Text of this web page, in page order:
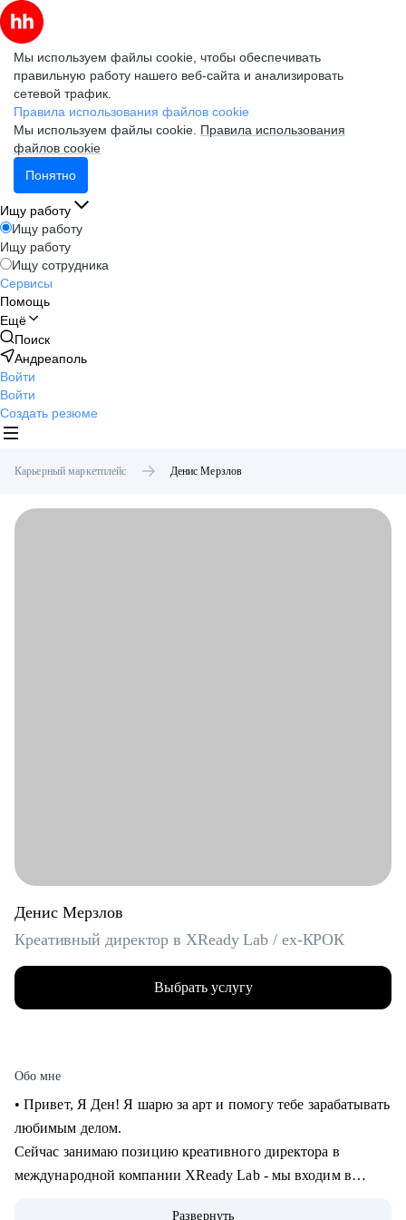
Мы используем файлы cookie, чтобы обеспечивать
правильную работу нашего веб-сайта и анализировать
сетевой трафик.
Правила использования файлов cookie
Мы используем файлы cookie. Правила использования
файлов cookie
Понятно
Ищу работу
Ищу работу
Ищу работу
Ищу сотрудника
Сервисы
Помощь
Ещё
Поиск
Андреаполь
Войти
Войти
Создать резюме
Карьерный маркетплейс Денис Мерзлов
Денис Мерзлов
Креативный директор в XReady Lab / ex-КРОК
Выбрать услугу
Обо мне
• Привет, Я Ден! Я шарю за арт и помогу тебе зарабатывать
любимым делом.
Сейчас занимаю позицию креативного директора в
международной компании XReady Lab - мы входим в
Развернуть